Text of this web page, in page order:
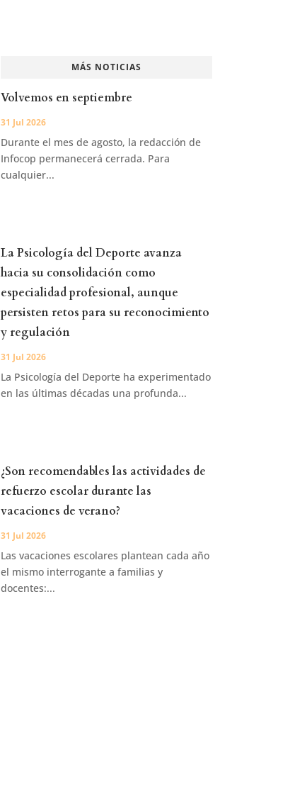
MÁS NOTICIAS
Volvemos en septiembre
31 Jul 2026
Durante el mes de agosto, la redacción de
Infocop permanecerá cerrada. Para
cualquier...
La Psicología del Deporte avanza
hacia su consolidación como
especialidad profesional, aunque
persisten retos para su reconocimiento
y regulación
31 Jul 2026
La Psicología del Deporte ha experimentado
en las últimas décadas una profunda...
¿Son recomendables las actividades de
refuerzo escolar durante las
vacaciones de verano?
31 Jul 2026
Las vacaciones escolares plantean cada año
el mismo interrogante a familias y
docentes:...